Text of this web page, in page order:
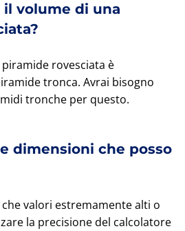
il volume di una
rovesciata è
tronca. Avrai bisogno
tronche per questo.
dimensioni che posso
valori estremamente alti o
la precisione del calcolatore